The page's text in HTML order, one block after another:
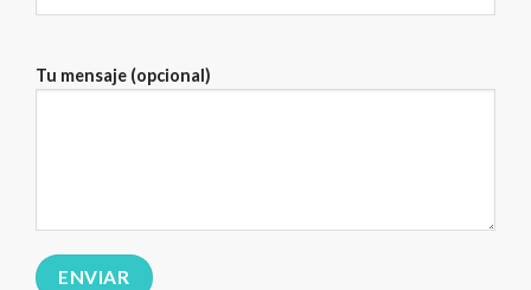
Tu mensaje (opcional)